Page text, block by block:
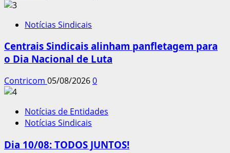
Notícias Sindicais
Centrais Sindicais alinham panfletagem para
o Dia Nacional de Luta
Contricom 05/08/20260
Notícias de Entidades
Notícias Sindicais
Dia 10/08: TODOS JUNTOS!